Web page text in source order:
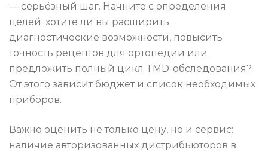
— серьёзный шаг. Начните с определения
целей: хотите ли вы расширить
диагностические возможности, повысить
точность рецептов для ортопедии или
предложить полный цикл TMD-обследования?
От этого зависит бюджет и список необходимых
приборов.
Важно оценить не только цену, но и сервис:
наличие авторизованных дистрибьюторов в